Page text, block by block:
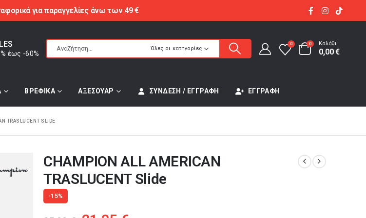
για παραγγελίες άνω των 49 €
έως -60%
Όλες οι κατηγορίες
0 0 Καλάθι
0,00€
ΒΡΕΦΙΚΑ ΑΞΕΣΟΥΑΡ ΣΎΝΔΕΣΗ / ΕΓΓΡΑΦΉ ΕΓΓΡΑΦΉ
TRASLUCENT SLIDE
CHAMPION ALL AMERICAN
TRASLUCENT Slide
-15%